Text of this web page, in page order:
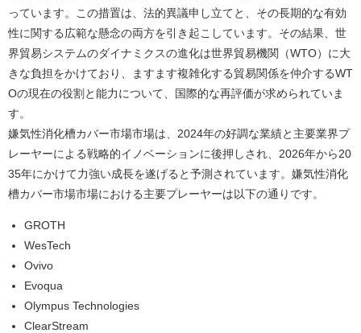
っています。この措置は、法的異議申し立てと、その長期的な有効
性に関する広範な懸念の両方を引き起こしています。その結果、世
界貿易システムのダイナミクスの進化は世界貿易機関（WTO）に大
きな負担をかけており、ますます複雑化する貿易関係を仲介するWT
Oの現在の役割と能力について、国際的な再評価が求められていま
す。
嫌気性消化槽カバー市場市場は、2024年の好調な業績と主要業界プ
レーヤーによる戦略的イノベーションに後押しされ、2026年から20
35年にかけて力強い成長を遂げると予測されています。嫌気性消化
槽カバー市場市場における主要プレーヤーは以下の通りです。
GROTH
WesTech
Ovivo
Evoqua
Olympus Technologies
ClearStream